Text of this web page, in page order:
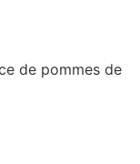
de pommes de